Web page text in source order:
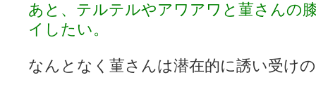
あと、テルテルやアワアワと菫さんの
イしたい。
なんとなく菫さんは潜在的に誘い受け